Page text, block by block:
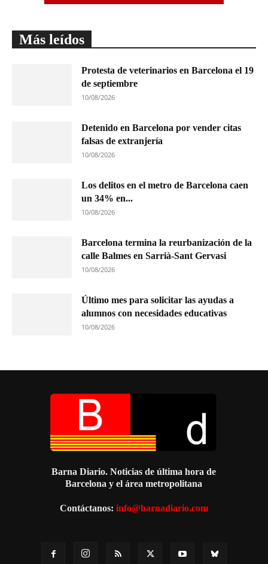
Más leídos
Protesta de veterinarios en Barcelona el 19
de septiembre
10/08/2026
Detenido en Barcelona por vender citas
falsas de extranjería
10/08/2026
Los delitos en el metro de Barcelona caen
un 34% en...
10/08/2026
Barcelona termina la reurbanización de la
calle Balmes en Sarrià-Sant Gervasi
10/08/2026
Último mes para solicitar las ayudas a
alumnos con necesidades educativas
10/08/2026
Barna Diario. Noticias de última hora de
Barcelona y el área metropolitana
Contáctanos: info@barnadiario.com